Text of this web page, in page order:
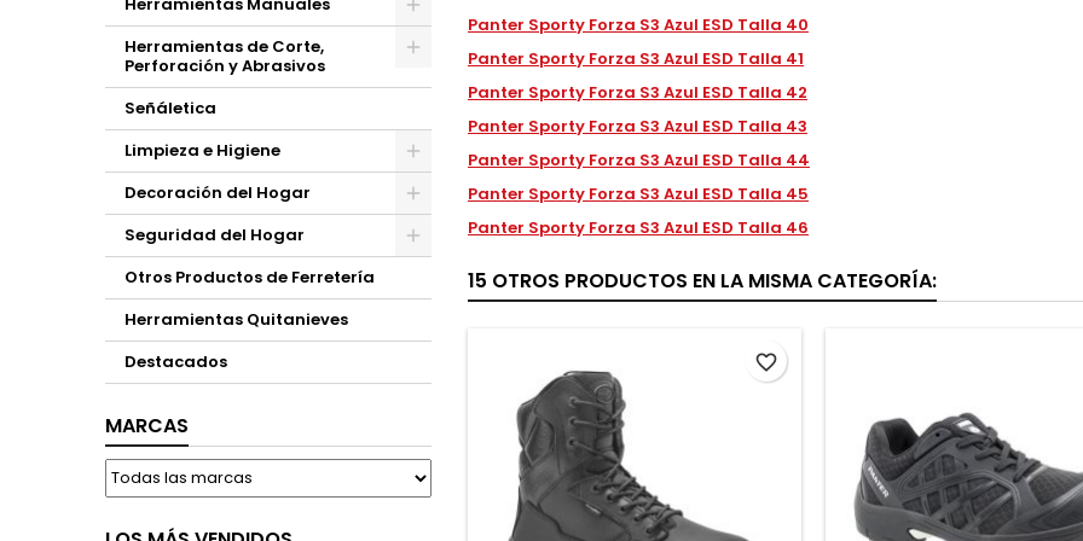
Herramientas de Corte,
Perforación y Abrasivos
Señáletica
Limpieza e Higiene
Decoración del Hogar
Seguridad del Hogar
Otros Productos de Ferretería
Herramientas Quitanieves
Destacados
MARCAS
Panter Sporty Forza S3 Azul ESD Talla 40
Panter Sporty Forza S3 Azul ESD Talla 41
Panter Sporty Forza S3 Azul ESD Talla 42
Panter Sporty Forza S3 Azul ESD Talla 43
Panter Sporty Forza S3 Azul ESD Talla 44
Panter Sporty Forza S3 Azul ESD Talla 45
Panter Sporty Forza S3 Azul ESD Talla 46
15 OTROS PRODUCTOS EN LA MISMA CATEGORÍA:
favorite_border